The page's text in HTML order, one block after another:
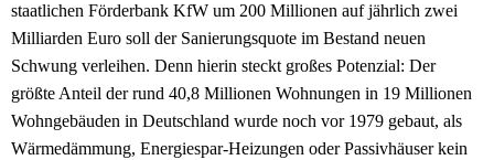
staatlichen Förderbank KfW um 200 Millionen auf jährlich zwei
Milliarden Euro soll der Sanierungsquote im Bestand neuen
Schwung verleihen. Denn hierin steckt großes Potenzial: Der
größte Anteil der rund 40,8 Millionen Wohnungen in 19 Millionen
Wohngebäuden in Deutschland wurde noch vor 1979 gebaut, als
Wärmedämmung, Energiespar-Heizungen oder Passivhäuser kein